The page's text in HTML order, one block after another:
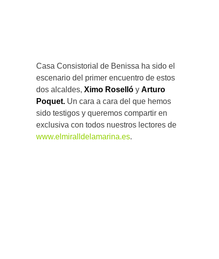
Casa Consistorial de Benissa ha sido el
escenario del primer encuentro de estos
dos alcaldes, Ximo Roselló y Arturo
Poquet. Un cara a cara del que hemos
sido testigos y queremos compartir en
exclusiva con todos nuestros lectores de
www.elmiralldelamarina.es.